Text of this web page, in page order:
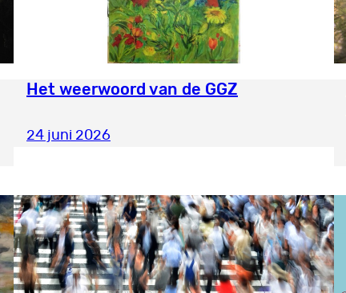
Het weerwoord van de GGZ
24 juni 2026